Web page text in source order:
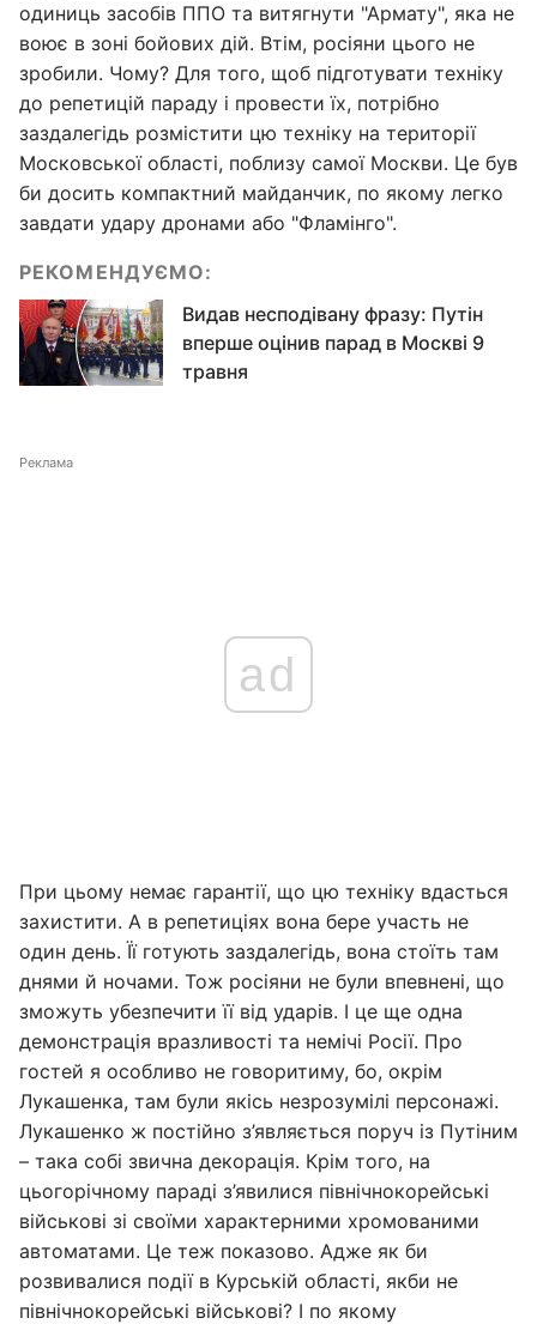
одиниць засобів ППО та витягнути "Армату", яка не
воює в зоні бойових дій. Втім, росіяни цього не
зробили. Чому? Для того, щоб підготувати техніку
до репетицій параду і провести їх, потрібно
заздалегідь розмістити цю техніку на території
Московської області, поблизу самої Москви. Це був
би досить компактний майданчик, по якому легко
завдати удару дронами або "Фламінго".
РЕКОМЕНДУЄМО:
Видав несподівану фразу: Путін
вперше оцінив парад в Москві 9
травня
Реклама
ad
При цьому немає гарантії, що цю техніку вдасться
захистити. А в репетиціях вона бере участь не
один день. Її готують заздалегідь, вона стоїть там
днями й ночами. Тож росіяни не були впевнені, що
зможуть убезпечити її від ударів. І це ще одна
демонстрація вразливості та немічі Росії. Про
гостей я особливо не говоритиму, бо, окрім
Лукашенка, там були якісь незрозумілі персонажі.
Лукашенко ж постійно з’являється поруч із Путіним
– така собі звична декорація. Крім того, на
цьогорічному параді з’явилися північнокорейські
військові зі своїми характерними хромованими
автоматами. Це теж показово. Адже як би
розвивалися події в Курській області, якби не
північнокорейські військові? І по якому